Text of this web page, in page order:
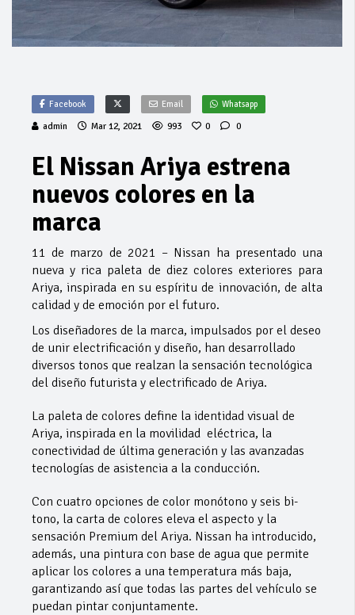
Facebook Email Whatsapp
admin Mar 12, 2021 993 0 0
El Nissan Ariya estrena
nuevos colores en la
marca
11 de marzo de 2021 – Nissan ha presentado una
nueva y rica paleta de diez colores exteriores para
Ariya, inspirada en su espíritu de innovación, de alta
calidad y de emoción por el futuro.
Los diseñadores de la marca, impulsados por el deseo
de unir electrificación y diseño, han desarrollado
diversos tonos que realzan la sensación tecnológica
del diseño futurista y electrificado de Ariya.
La paleta de colores define la identidad visual de
Ariya, inspirada en la movilidad eléctrica, la
conectividad de última generación y las avanzadas
tecnologías de asistencia a la conducción.
Con cuatro opciones de color monótono y seis bi-
tono, la carta de colores eleva el aspecto y la
sensación Premium del Ariya. Nissan ha introducido,
además, una pintura con base de agua que permite
aplicar los colores a una temperatura más baja,
garantizando así que todas las partes del vehículo se
puedan pintar conjuntamente.